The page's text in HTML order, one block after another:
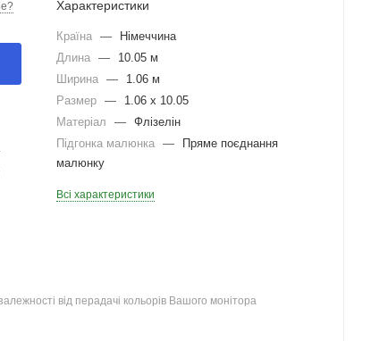
Характеристики
Країна —
Німеччина
Длина —
10.05 м
Ширина —
1.06 м
Размер —
1.06 x 10.05
Матеріал
— Флізелін
Підгонка малюнка —
Пряме поєднання
малюнку
Всі характеристики
від перадачі кольорів Вашого монітора